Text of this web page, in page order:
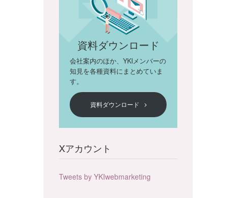
資料ダウンロード
会社案内のほか、YKIメンバーの
知見を各種資料にまとめていま
す。
資料ダウンロード
Xアカウント
Tweets by YKIwebmarketing